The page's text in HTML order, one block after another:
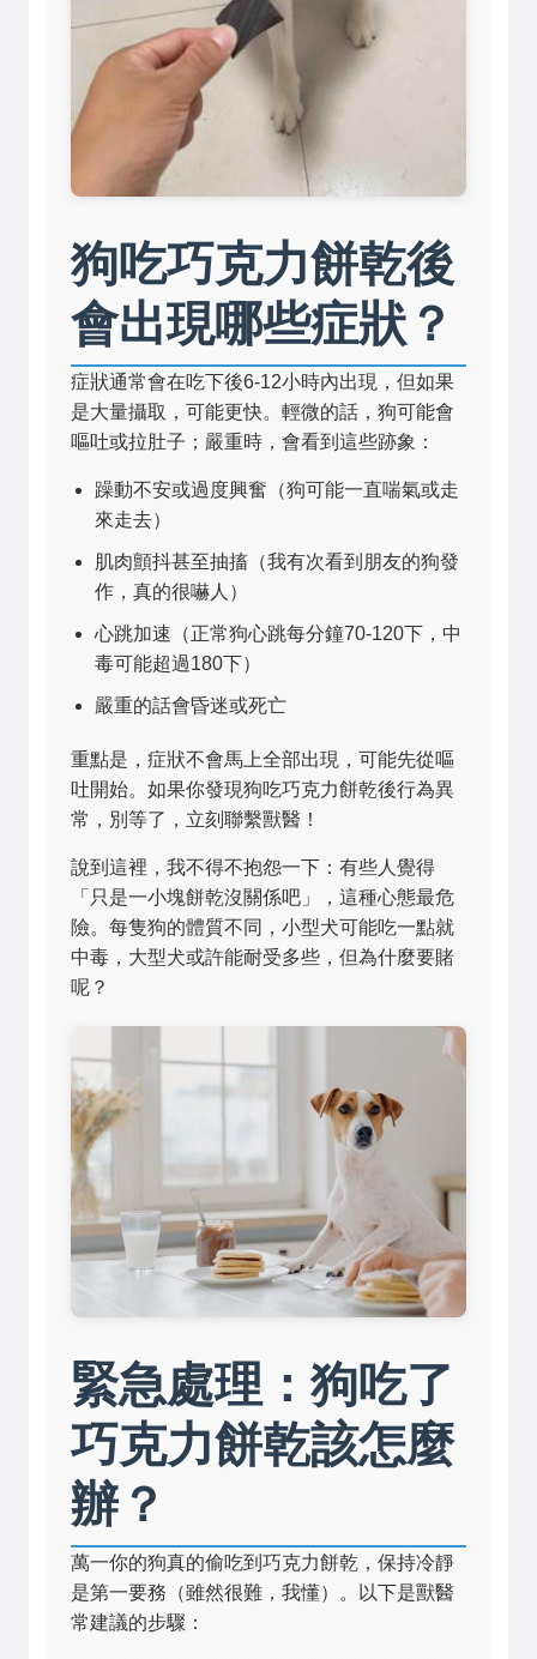
狗吃巧克力餅乾後
會出現哪些症狀？
症狀通常會在吃下後6-12小時內出現，但如果
是大量攝取，可能更快。輕微的話，狗可能會
嘔吐或拉肚子；嚴重時，會看到這些跡象：
躁動不安或過度興奮（狗可能一直喘氣或走
來走去）
肌肉顫抖甚至抽搐（我有次看到朋友的狗發
作，真的很嚇人）
心跳加速（正常狗心跳每分鐘70-120下，中
毒可能超過180下）
嚴重的話會昏迷或死亡
重點是，症狀不會馬上全部出現，可能先從嘔
吐開始。如果你發現狗吃巧克力餅乾後行為異
常，別等了，立刻聯繫獸醫！
說到這裡，我不得不抱怨一下：有些人覺得
「只是一小塊餅乾沒關係吧」，這種心態最危
險。每隻狗的體質不同，小型犬可能吃一點就
中毒，大型犬或許能耐受多些，但為什麼要賭
呢？
緊急處理：狗吃了
巧克力餅乾該怎麼
辦？
萬一你的狗真的偷吃到巧克力餅乾，保持冷靜
是第一要務（雖然很難，我懂）。以下是獸醫
常建議的步驟：